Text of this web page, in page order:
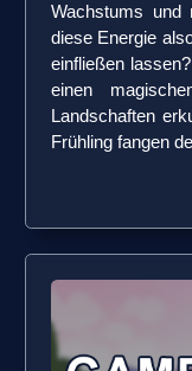
Wachstums und
diese Energie
einfließen
einen
Landschaften
Frühling fangen